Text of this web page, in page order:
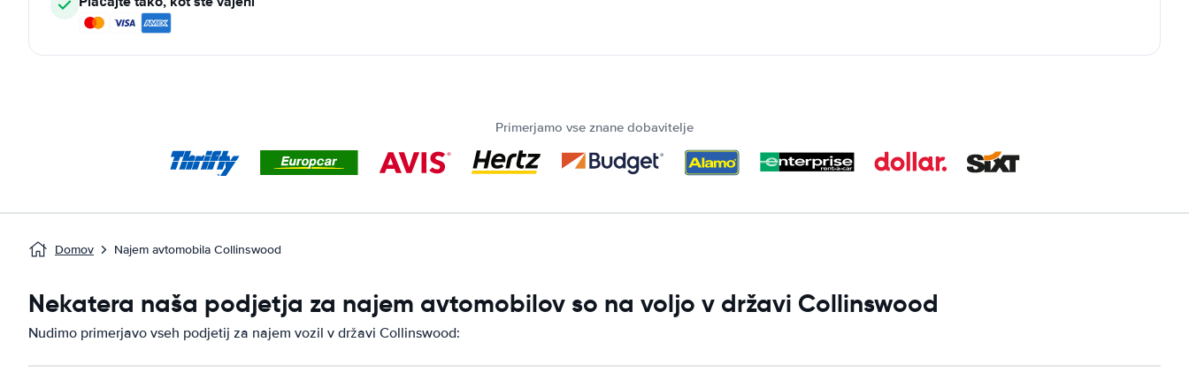
Primerjamo vse znane dobavitelje
Domov Najem avtomobila Collinswood
Nekatera naša podjetja za najem avtomobilov so na voljo v državi Collinswood
Nudimo primerjavo vseh podjetij za najem vozil v državi Collinswood: